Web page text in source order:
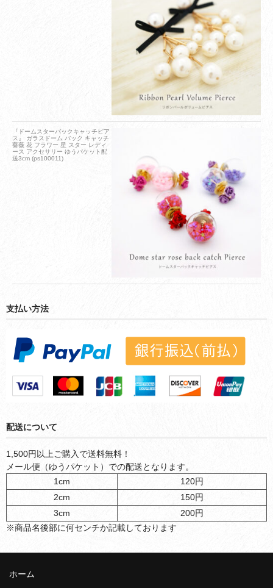
『ドームスターバックキャッチピア
ス』 ガラスドーム バック キャッチ
薔薇 花 フラワー 星 スター レディ
ース アクセサリー ゆうパケット配
送3cm (ps100011)
支払い方法
配送について
1,500円以上ご購入で送料無料！
メール便（ゆうパケット）での配送となります。
1cm
120円
2cm
150円
3cm
200円
※商品名後部に何センチか記載しております
ホーム